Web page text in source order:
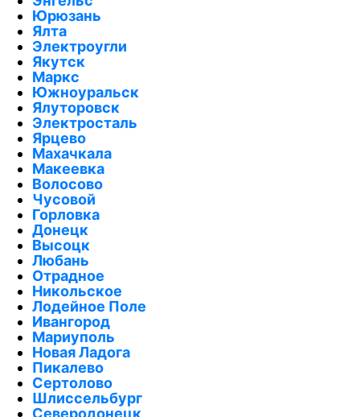
Юрюзань
Ялта
Электроугли
Якутск
Маркс
Южноуральск
Ялуторовск
Электросталь
Ярцево
Махачкала
Макеевка
Волосово
Чусовой
Горловка
Донецк
Высоцк
Любань
Отрадное
Никольское
Лодейное Поле
Ивангород
Мариуполь
Новая Ладога
Пикалево
Сертолово
Шлиссельбург
Северодонецк